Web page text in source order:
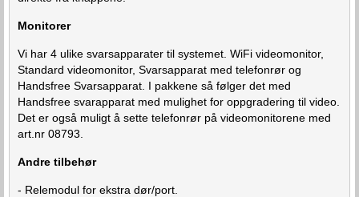
Monitorer
Vi har 4 ulike svarsapparater til systemet. WiFi videomonitor,
Standard videomonitor, Svarsapparat med telefonrør og
Handsfree Svarsapparat. I pakkene så følger det med
Handsfree svarapparat med mulighet for oppgradering til video.
Det er også muligt å sette telefonrør på videomonitorene med
art.nr 08793.
Andre tilbehør
- Relemodul for ekstra dør/port.